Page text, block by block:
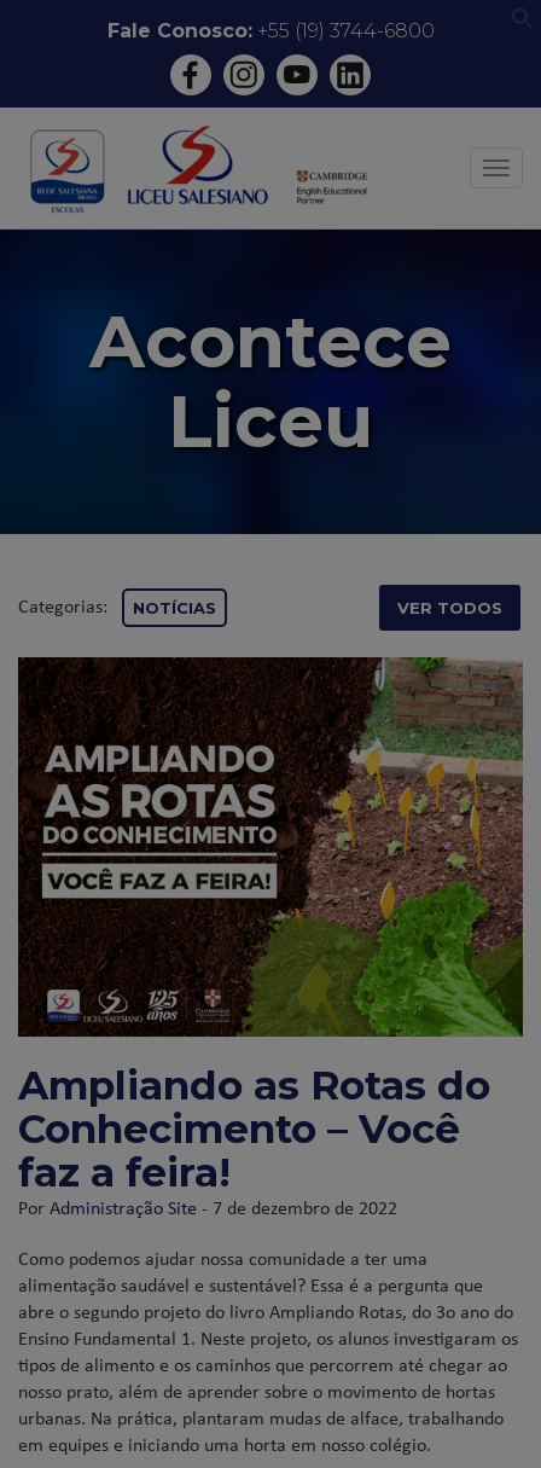
conteúdo
Fale Conosco:+55 (19) 3744-6800
Acontece
Liceu
Categorias: NOTÍCIAS VER TODOS
Ampliando as Rotas do
Conhecimento – Você
faz a feira!
PorAdministração Site - 7 de dezembro de 2022
Como podemos ajudar nossa comunidade a ter uma
alimentação saudável e sustentável? Essa é a pergunta que
abre o segundo projeto do livro Ampliando Rotas, do 3o ano do
Ensino Fundamental 1. Neste projeto, os alunos investigaram os
tipos de alimento e os caminhos que percorrem até chegar ao
nosso prato, além de aprender sobre o movimento de hortas
urbanas. Na prática, plantaram mudas de alface, trabalhando
em equipes e iniciando uma horta em nosso colégio.